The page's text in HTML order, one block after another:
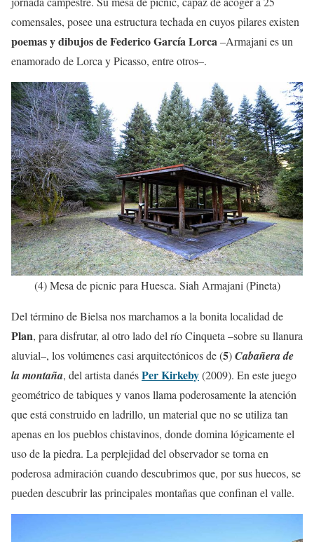
comensales, posee una estructura techada en cuyos pilares existen
poemas y dibujos de Federico García Lorca–Armajani es un
enamorado de Lorca y Picasso, entre otros–.
(4) Mesa de picnic para Huesca. Siah Armajani (Pineta)
Del término de Bielsa nos marchamos a la bonita localidad de
Plan, para disfrutar, al otro lado del río Cinqueta –sobre su llanura
aluvial–, los volúmenes casi arquitectónicos de (5)Cabañera de
la montaña, del artista danésPer Kirkeby(2009). En este juego
geométrico de tabiques y vanos llama poderosamente la atención
que está construido en ladrillo, un material que no se utiliza tan
apenas en los pueblos chistavinos, donde domina lógicamente el
uso de la piedra. La perplejidad del observador se torna en
poderosa admiración cuando descubrimos que, por sus huecos, se
pueden descubrir las principales montañas que confinan el valle.